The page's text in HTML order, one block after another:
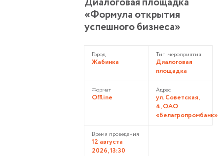
«Формула открытия
успешного бизнеса»
Город
Жабинка
Тип мероприятия
Диалоговая
площадка
Формат
Offline
Адрес
ул. Советская,
4, ОАО
«Белагропромбанк»
Время проведения
12 августа
2026, 13:30